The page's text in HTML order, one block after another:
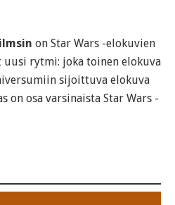
on Star Wars -elokuvien
rytmi: joka toinen elokuva
sijoittuva elokuva
on osa varsinaista Star Wars -